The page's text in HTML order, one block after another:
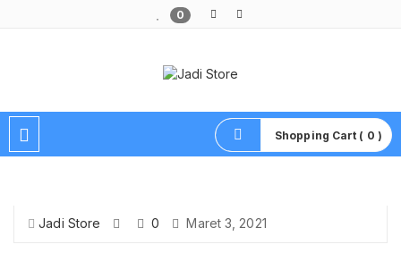
0
Shopping Cart ( 0 )
Jadi Store 0 Maret 3, 2021